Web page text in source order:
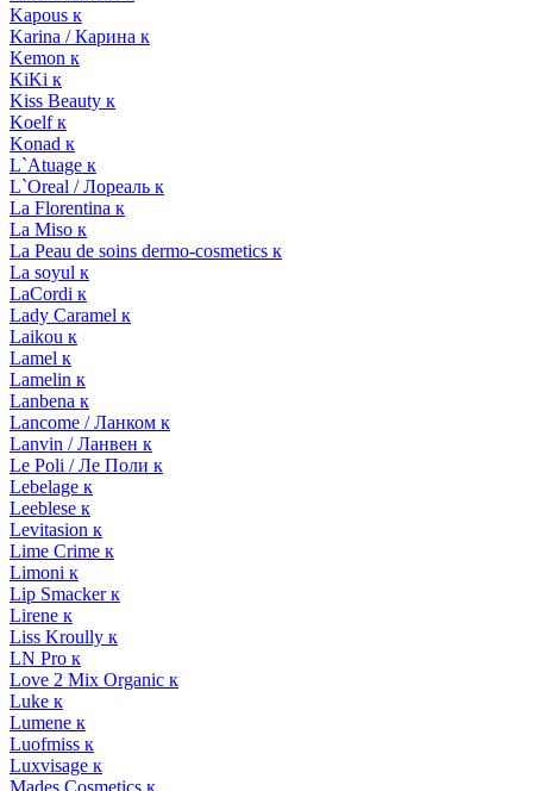
Kapous к
Karina / Карина к
Kemon к
KiKi к
Kiss Beauty к
Koelf к
Konad к
L`Atuage к
L`Oreal / Лореаль к
La Florentina к
La Miso к
La Peau de soins dermo-cosmetics к
La soyul к
LaCordi к
Lady Caramel к
Laikou к
Lamel к
Lamelin к
Lanbena к
Lancome / Ланком к
Lanvin / Ланвен к
Le Poli / Ле Поли к
Lebelage к
Leeblese к
Levitasion к
Lime Crime к
Limoni к
Lip Smacker к
Lirene к
Liss Kroully к
LN Pro к
Love 2 Mix Organic к
Luke к
Lumene к
Luofmiss к
Luxvisage к